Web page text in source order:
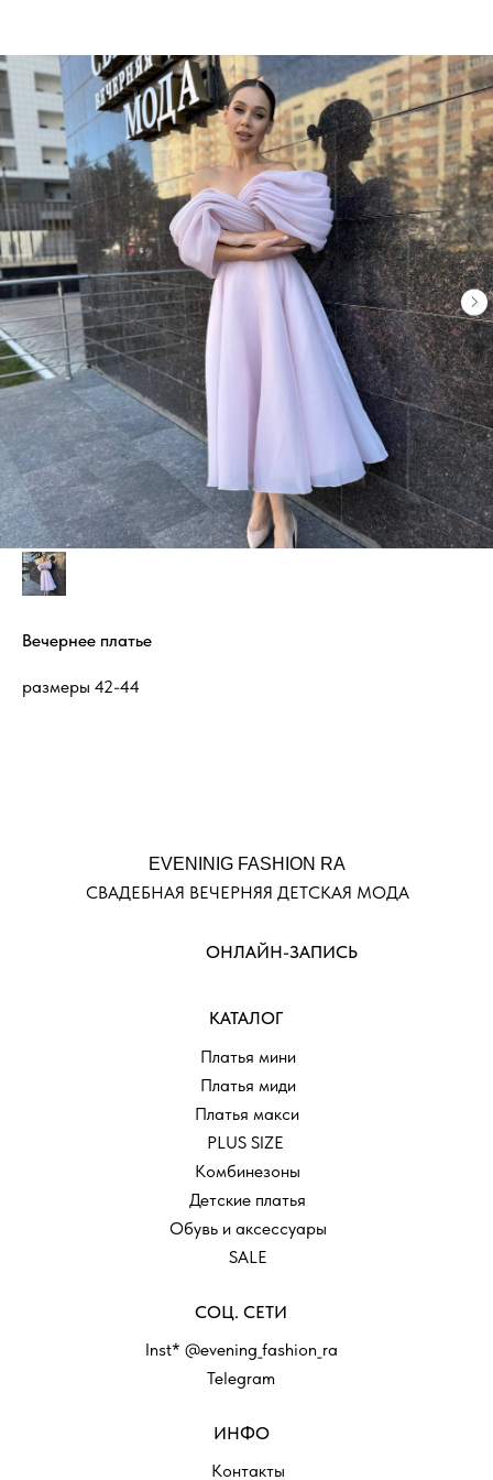
Вечернее платье
размеры 42-44
ОНЛАЙН-ЗАПИСЬ
Inst* @evening_fashion_ra
Telegram
СОЦ. СЕТИ
Контакты
ИНФО
КАТАЛОГ
Платья мини
Платья миди
Платья макси
PLUS SIZE
Детские платья
Обувь и аксессуары
Комбинезоны
EVENINIG FASHION RA
СВАДЕБНАЯ ВЕЧЕРНЯЯ ДЕТСКАЯ МОДА
SALE